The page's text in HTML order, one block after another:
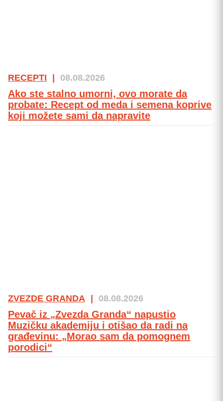
RECEPTI 08.08.2026
Ako ste stalno umorni, ovo morate da
probate: Recept od meda i semena koprive
koji možete sami da napravite
ZVEZDE GRANDA | 08.08.2026
Pevač iz „Zvezda Granda“ napustio
Muzičku akademiju i otišao da radi na
građevinu: „Morao sam da pomognem
porodici“